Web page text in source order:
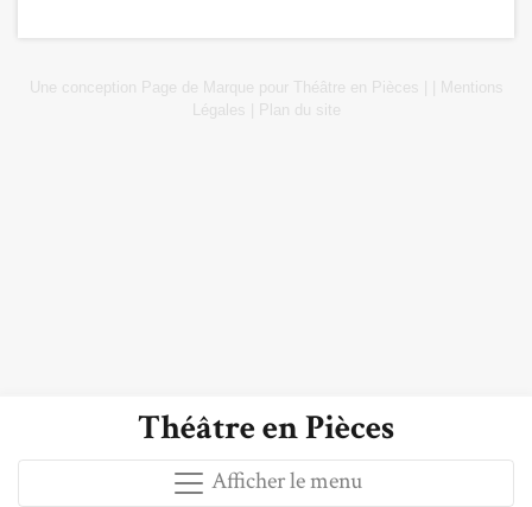
Théâtre en Pièces
Afficher le menu
Une conception Page de Marque pour Théâtre en Pièces
Mentions
Légales
Plan du site